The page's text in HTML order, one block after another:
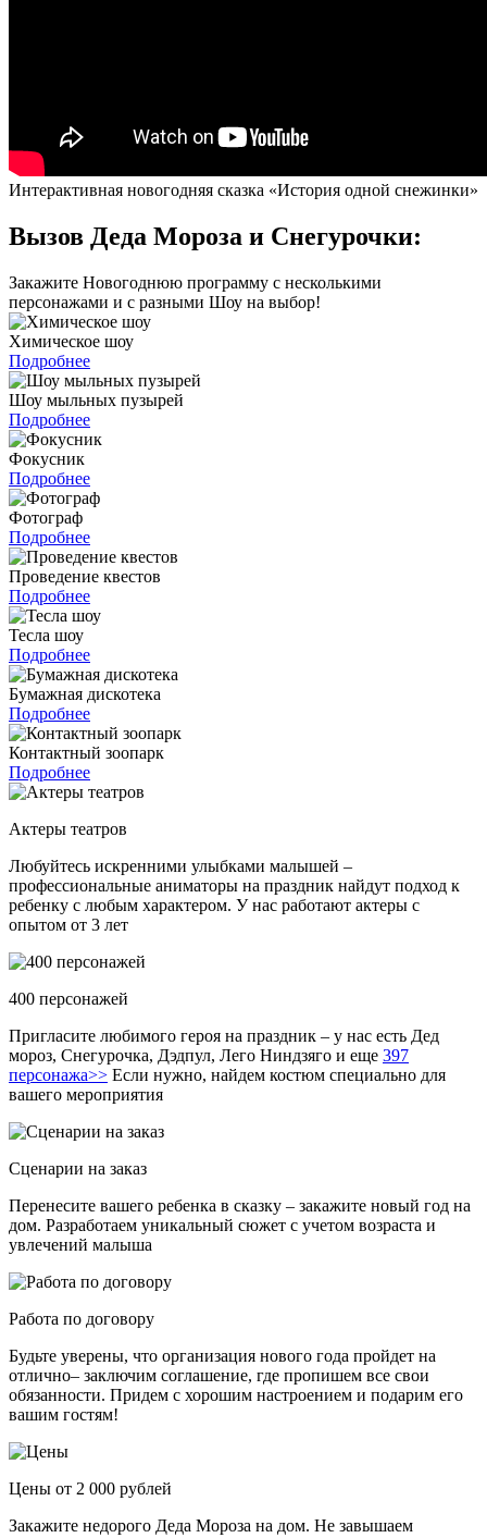
Интерактивная новогодняя сказка «История одной снежинки»
Вызов Деда Мороза и Снегурочки:
Закажите Новогоднюю программу с несколькими
персонажами и с разными Шоу на выбор!
Химическое шоу
Подробнее
Шоу мыльных пузырей
Подробнее
Фокусник
Подробнее
Фотограф
Подробнее
Проведение квестов
Подробнее
Тесла шоу
Подробнее
Бумажная дискотека
Подробнее
Контактный зоопарк
Подробнее
Актеры театров
Любуйтесь искренними улыбками малышей –
профессиональные аниматоры на праздник найдут подход к
ребенку с любым характером. У нас работают актеры с
опытом от 3 лет
400 персонажей
Пригласите любимого героя на праздник – у нас есть Дед
мороз, Снегурочка, Дэдпул, Лего Ниндзяго и еще 397
персонажа>> Если нужно, найдем костюм специально для
вашего мероприятия
Сценарии на заказ
Перенесите вашего ребенка в сказку – закажите новый год на
дом. Разработаем уникальный сюжет с учетом возраста и
увлечений малыша
Работа по договору
Будьте уверены, что организация нового года пройдет на
отлично– заключим соглашение, где пропишем все свои
обязанности. Придем с хорошим настроением и подарим его
вашим гостям!
Цены от 2 000 рублей
Закажите недорого Деда Мороза на дом. Не завышаем